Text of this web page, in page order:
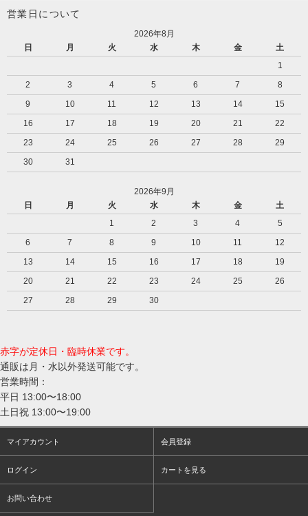
営業日について
2026年8月
日
月 火 水 木 金
土
1
2
3 4 5 6 7
8
9
10 11 12 13 14
15
16
17 18 19 20 21
22
23
24 25 26 27 28
29
30
31
2026年9月
日
月 火 水 木 金
土
1
2 3 4
5
6
7 8 9 10 11
12
13
14 15 16 17 18
19
20
21 22 23 24 25
26
27
28 29 30
赤字が定休日・臨時休業です。
通販は月・水以外発送可能です。
営業時間：
平日 13:00〜18:00
土日祝 13:00〜19:00
マイアカウント 会員登録
ログイン カートを見る
お問い合わせ